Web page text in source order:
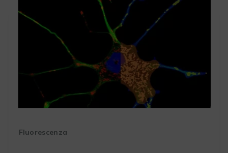
Fluorescenza